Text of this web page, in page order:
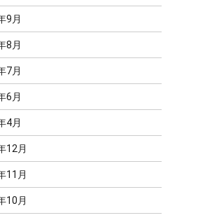
9月
8月
7月
6月
4月
12月
11月
10月